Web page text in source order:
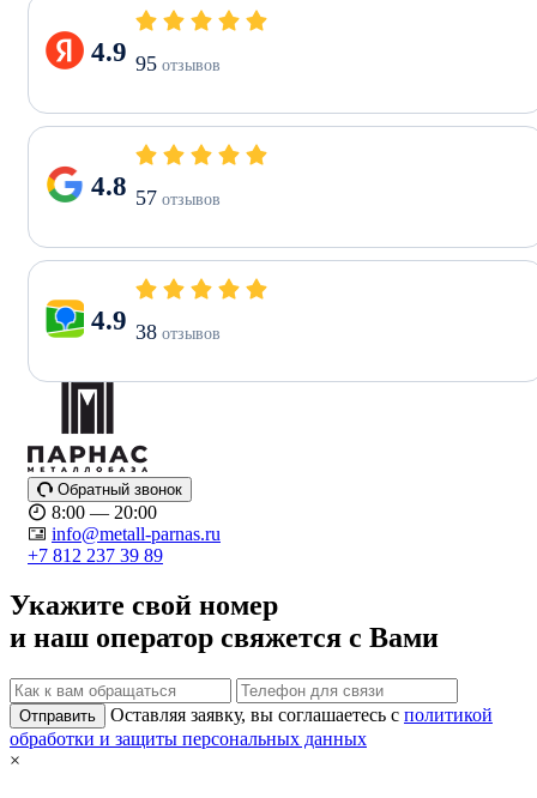
4.9 95 отзывов
4.8 57 отзывов
4.9 38 отзывов
Обратный звонок
8:00 — 20:00
info@metall-parnas.ru
+7 812 237 39 89
Укажите свой номер
и наш оператор свяжется с Вами
Отправить Оставляя заявку, вы соглашаетесь с политикой
обработки и защиты персональных данных
×